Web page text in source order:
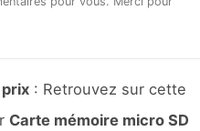
: Retrouvez sur cette
Carte mémoire micro SD